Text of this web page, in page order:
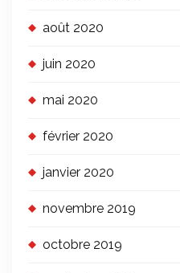
août 2020
juin 2020
mai 2020
février 2020
janvier 2020
novembre 2019
octobre 2019